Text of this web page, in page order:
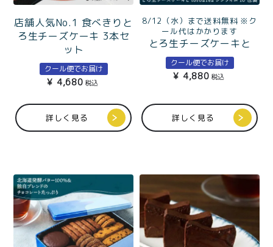
店舗人気No.1 食べきりと
ろ生チーズケーキ 3本セ
ット
クール便でお届け
¥ 4,680 税込
詳しく見る
8/12（水）まで送料無料 ※ク
ール代はかかります
とろ生チーズケーキと
toroaTea個包装5種のテ
ィータイムセット
クール便でお届け
¥ 4,880 税込
詳しく見る